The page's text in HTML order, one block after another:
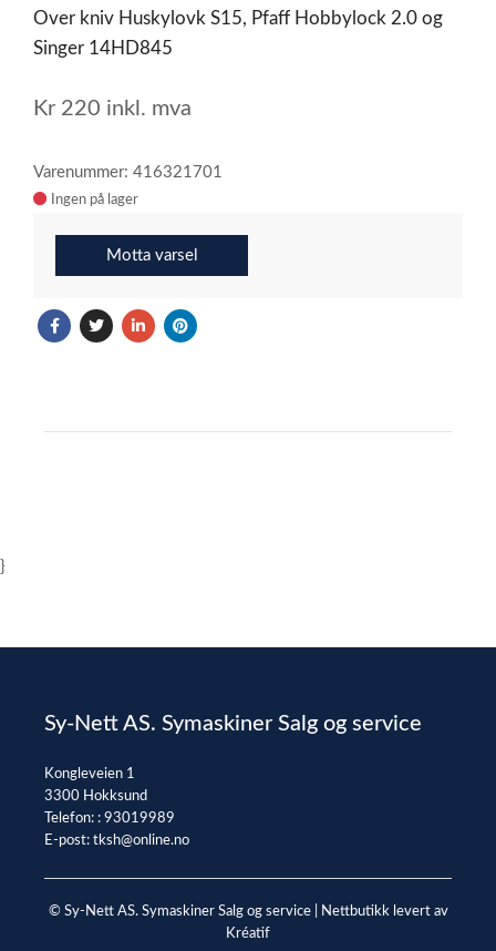
Over kniv Huskylovk S15, Pfaff Hobbylock 2.0 og
Singer 14HD845
Kr 220 inkl. mva
Varenummer: 416321701
Ingen på lager
Motta varsel
}
Sy-Nett AS. Symaskiner Salg og service
Kongleveien 1
3300 Hokksund
Telefon: : 93019989
E-post: tksh@online.no
© Sy-Nett AS. Symaskiner Salg og service |
Nettbutikk levert av
Kréatif